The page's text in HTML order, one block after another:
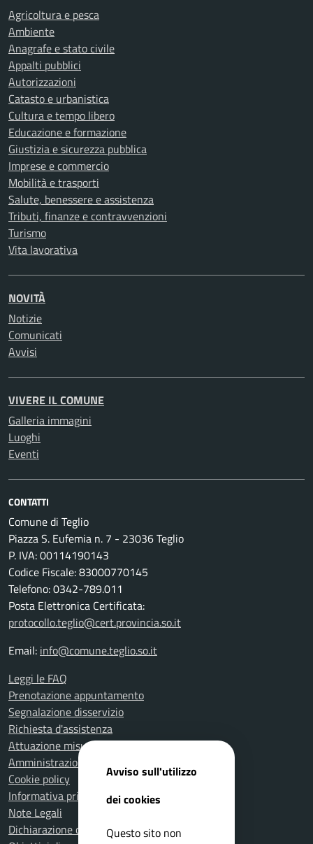
Agricoltura e pesca
Ambiente
Anagrafe e stato civile
Appalti pubblici
Autorizzazioni
Catasto e urbanistica
Cultura e tempo libero
Educazione e formazione
Giustizia e sicurezza pubblica
Imprese e commercio
Mobilità e trasporti
Salute, benessere e assistenza
Tributi, finanze e contravvenzioni
Turismo
Vita lavorativa
NOVITÀ
Notizie
Comunicati
Avvisi
VIVERE IL COMUNE
Galleria immagini
Luoghi
Eventi
CONTATTI
Comune di Teglio
Piazza S. Eufemia n. 7 - 23036 Teglio
P. IVA: 00114190143
Codice Fiscale: 83000770145
Telefono: 0342-789.011
Posta Elettronica Certificata:
protocollo.teglio@cert.provincia.so.it
Email: info@comune.teglio.so.it
Leggi le FAQ
Prenotazione appuntamento
Segnalazione disservizio
Richiesta d'assistenza
Attuazione misure PNRR
Amministrazione trasparente
Cookie policy
Informativa privacy
Note Legali
Dichiarazione di accessibilità
Avviso sull'utilizzo
dei cookies
Questo sito non